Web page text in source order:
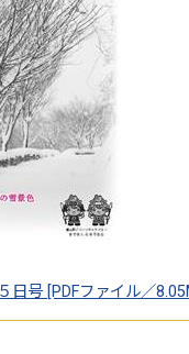
日号 [PDFファイル／